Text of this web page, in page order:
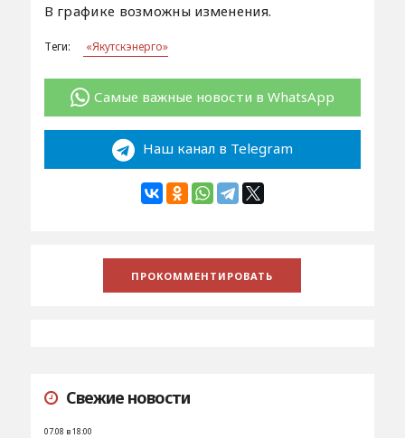
В графике возможны изменения.
Теги: «Якутскэнерго»
Самые важные новости в WhatsApp
Наш канал в Telegram
Свежие новости
07.08 в 18:00